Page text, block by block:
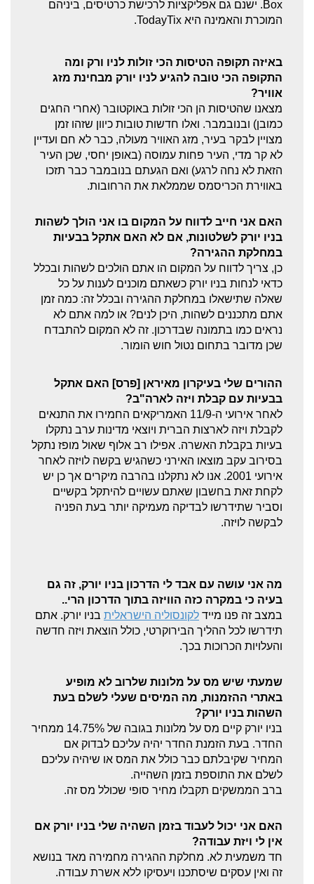
Box. ישנם גם אפליקציות לרכישת כרטיסים, ביניהם
המוכרת והאמינה היא TodayTix.
באיזה תקופה הטיסות הכי זולות לניו ורק ומה
התקופה הכי טובה להגיע לניו יורק מבחינת מזג
אוויר?
מצאנו שהטיסות הן הכי זולות באוקטובר (אחרי החגים
כמובן) ובנובמבר. ואלו חדשות טובות כיוון שזהו זמן
מצויין לבקר בעיר, מזג האוויר מעולה, כבר לא חם ועדיין
לא קר מדי, העיר פחות עמוסה (באופן יחסי, שכן העיר
הזאת לא נחה לרגע) ואם הגעתם בנובמבר כבר תזכו
באווירת הכריסמס שממלאת את הרחובות.
האם אני חייב לדווח על המקום בו אני הולך לשהות
בניו יורק לשלטונות, אם לא האם אתקל בבעיות
במחלקת ההגירה?
כן, צריך לדווח על המקום הו אתם הולכים לשהות ובכלל
כדאי לנחות בניו יורק כשאתם מוכנים לענות על כל
שאלה שתישאלו במחלקת ההגירה ובכלל זה: כמה זמן
אתם מתכננים לשהות, היכן לנים? או למה אתם לא
נראים כמו בתמונה שבדרכון. זה לא המקום להתבדח
שכן מדובר בתחום נטול חוש הומור.
ההורים שלי בעיקרון מאיראן [פרס] האם אתקל
בבעיות עם קבלת ויזה לארה"ב?
לאחר אירועי ה-11/9 האמריקאים החמירו את התנאים
לקבלת ויזה לארצות הברית ויוצאי מדינות ערב נתקלו
בעיות בקבלת האשרה. אפילו רב אלוף שאול מופז נתקל
בסירוב עקב מוצאו האירני כשהגיש בקשה לויזה לאחר
אירועי 2001. אנו לא נתקלנו בהרבה מיקרים אך כן יש
לקחת זאת בחשבון שאתם עשויים להיתקל בקשיים
וסביר שתידרשו לבדיקה מעמיקה יותר בעת הפניה
לבקשה לויזה.
מה אני עושה עם אבד לי הדרכון בניו יורק, זה גם
בעיה כי במקרה כזה הוויזה בתוך הדרכון הרי..
במצב זה פנו מייד לקונסוליה הישראלית בניו יורק. אתם
תידרשו לכל ההליך הבירוקרטי, כולל הוצאת ויזה חדשה
והעלויות הכרוכות בכך.
שמעתי שיש מס על מלונות שלרוב לא מופיע
באתרי ההזמנות, מה המיסים שעלי לשלם בעת
השהות בניו יורק?
בניו יורק קיים מס על מלונות בגובה של 14.75% ממחיר
החדר. בעת הזמנת החדר יהיה עליכם לבדוק אם
המחיר שקיבלתם כבר כולל את המס או שיהיה עליכם
לשלם את התוספת בזמן השהייה.
ברב הממשקים תקבלו מחיר סופי שכולל מס זה.
האם אני יכול לעבוד בזמן השהיה שלי בניו יורק אם
אין לי ויזת עבודה?
חד משמעית לא. מחלקת ההגירה מחמירה מאד בנושא
זה ואין עסקים שיסתכנו ויעסיקו ללא אשרת עבודה.